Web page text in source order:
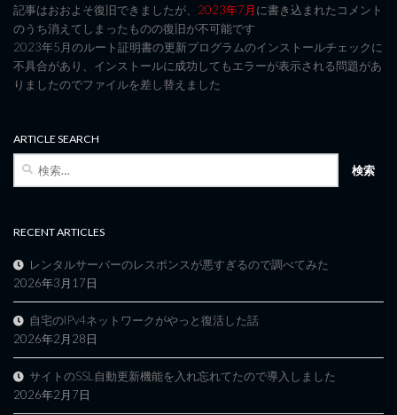
記事はおおよそ復旧できましたが、 2023年7月に書き込まれたコメント
のうち消えてしまったものの復旧が不可能です
2023年5月のルート証明書の更新プログラムのインストールチェックに
不具合があり、インストールに成功してもエラーが表示される問題があ
りましたのでファイルを差し替えました
ARTICLE SEARCH
検
RECENT ARTICLES
レンタルサーバーのレスポンスが悪すぎるので調べてみた
2026年3月17日
自宅のIPv4ネットワークがやっと復活した話
2026年2月28日
サイトのSSL自動更新機能を入れ忘れてたので導入しました
2026年2月7日